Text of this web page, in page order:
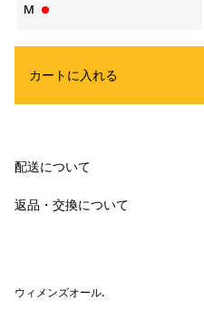
M
カートに入れる
配送について
返品・交換について
ウィメンズオール.